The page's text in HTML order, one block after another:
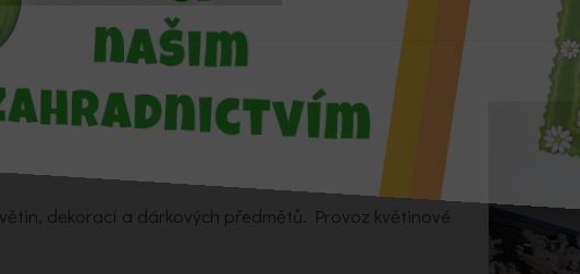
dekorací a dárkových předmětů. Provoz květinové